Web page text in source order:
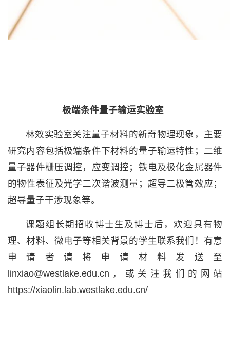
极端条件量子输运实验室
林效实验室关注量子材料的新奇物理现象，主要
研究内容包括极端条件下材料的量子输运特性；二维
量子器件栅压调控，应变调控；铁电及极化金属器件
的物性表征及光学二次谐波测量；超导二极管效应；
超导量子干涉现象等。
课题组长期招收博士生及博士后，欢迎具有物
理、材料、微电子等相关背景的学生联系我们！有意
申请者请将申请材料发送至
linxiao@westlake.edu.cn，或关注我们的网站
https://xiaolin.lab.westlake.edu.cn/